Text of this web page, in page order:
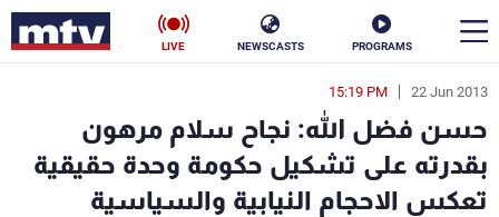
PROGRAMS
NEWSCASTS
LIVE
22 Jun 2013
15:19 PM
حسن فضل الله: نجاح سلام مرهون
بقدرته على تشكيل حكومة وحدة حقيقية
تعكس الاحجام النيابية والسياسية
en
الأخبار
سياسة ناس